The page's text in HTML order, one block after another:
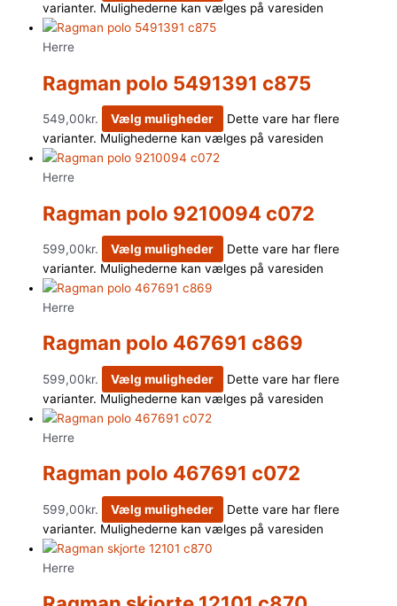
varianter. Mulighederne kan vælges på varesiden
Herre
Ragman polo 5491391 c875
549,00kr. Vælg muligheder
Dette vare har flere
varianter. Mulighederne kan vælges på varesiden
Herre
Ragman polo 9210094 c072
599,00kr. Vælg muligheder
Dette vare har flere
varianter. Mulighederne kan vælges på varesiden
Herre
Ragman polo 467691 c869
599,00kr. Vælg muligheder
Dette vare har flere
varianter. Mulighederne kan vælges på varesiden
Herre
Ragman polo 467691 c072
599,00kr. Vælg muligheder
Dette vare har flere
varianter. Mulighederne kan vælges på varesiden
Herre